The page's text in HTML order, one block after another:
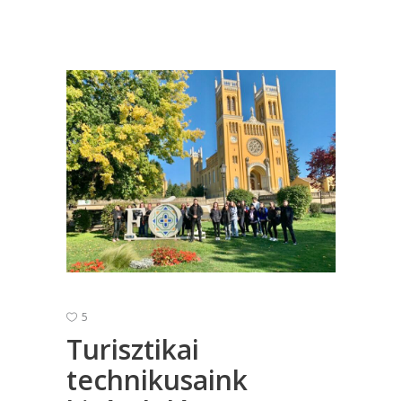
5
Turisztikai
technikusaink